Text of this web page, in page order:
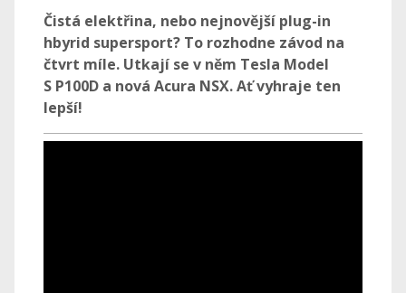
Čistá elektřina, nebo nejnovější plug-in
hbyrid supersport? To rozhodne závod na
čtvrt míle. Utkají se v něm Tesla Model
S P100D a nová Acura NSX. Ať vyhraje ten
lepší!